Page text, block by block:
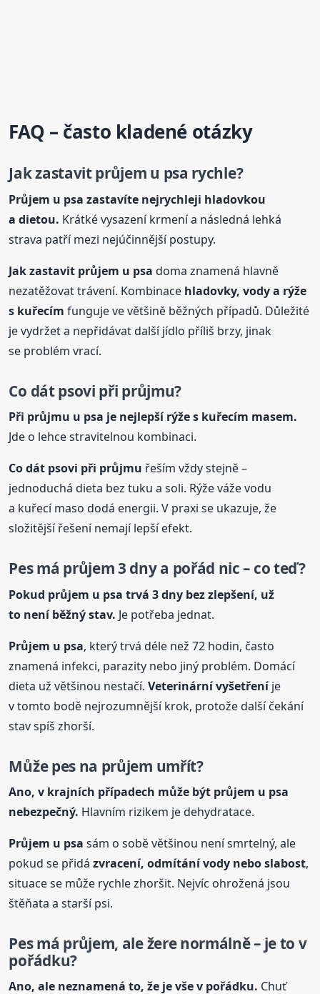
FAQ – často kladené otázky
Jak zastavit průjem u psa rychle?
Průjem u psa zastavíte nejrychleji hladovkou
a dietou. Krátké vysazení krmení a následná lehká
strava patří mezi nejúčinnější postupy.
Jak zastavit průjem u psa doma znamená hlavně
nezatěžovat trávení. Kombinace hladovky, vody a rýže
s kuřecím funguje ve většině běžných případů. Důležité
je vydržet a nepřidávat další jídlo příliš brzy, jinak
se problém vrací.
Co dát psovi při průjmu?
Při průjmu u psa je nejlepší rýže s kuřecím masem.
Jde o lehce stravitelnou kombinaci.
Co dát psovi při průjmu řeším vždy stejně –
jednoduchá dieta bez tuku a soli. Rýže váže vodu
a kuřecí maso dodá energii. V praxi se ukazuje, že
složitější řešení nemají lepší efekt.
Pes má průjem 3 dny a pořád nic – co teď?
Pokud průjem u psa trvá 3 dny bez zlepšení, už
to není běžný stav. Je potřeba jednat.
Průjem u psa, který trvá déle než 72 hodin, často
znamená infekci, parazity nebo jiný problém. Domácí
dieta už většinou nestačí.Veterinární vyšetřeníje
v tomto bodě nejrozumnější krok, protože další čekání
stav spíš zhorší.
Může pes na průjem umřít?
Ano, v krajních případech může být průjem u psa
nebezpečný. Hlavním rizikem je dehydratace.
Průjem u psa sám o sobě většinou není smrtelný, ale
pokud se přidázvracení, odmítání vody nebo slabost,
situace se může rychle zhoršit. Nejvíc ohrožená jsou
štěňata a starší psi.
Pes má průjem, ale žere normálně – je to v
pořádku?
Ano, ale neznamená to, že je vše v pořádku. Chuť